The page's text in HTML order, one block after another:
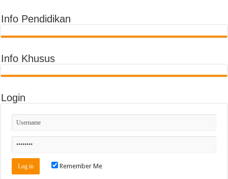
Info Pendidikan
Info Khusus
Login
Remember Me